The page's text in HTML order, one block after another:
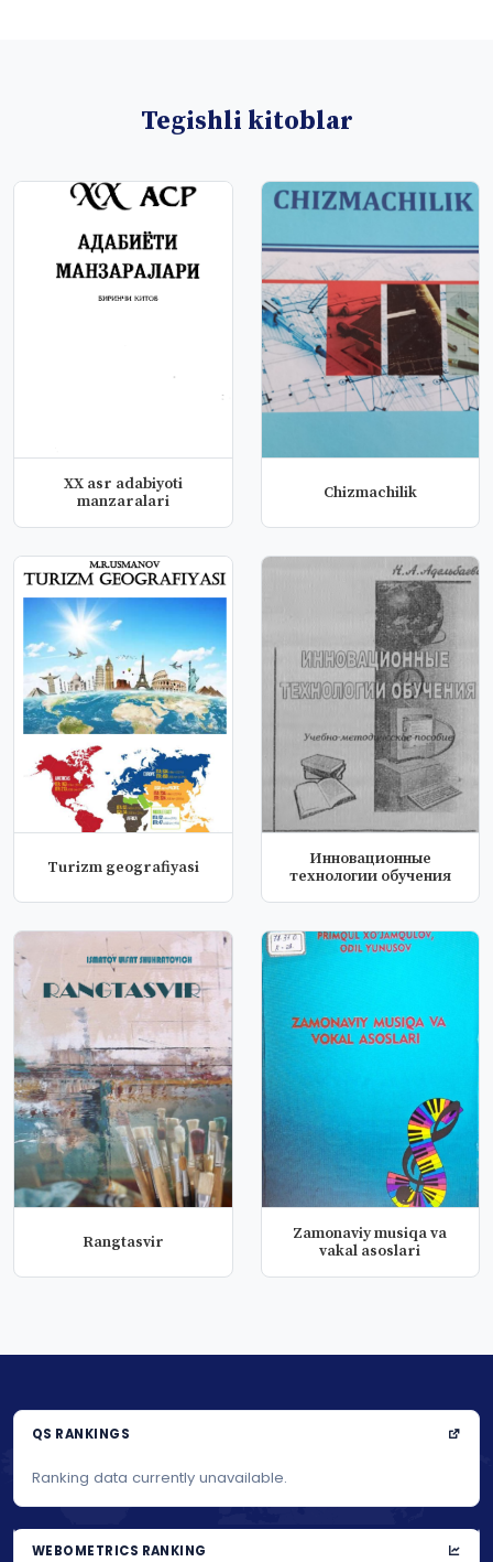
Tegishli kitoblar
ХХ asr adabiyoti
manzaralari
Chizmachilik
Turizm geografiyasi
Инновационные
технологии обучения
Rangtasvir
Zamonaviy musiqa va
vakal asoslari
QS RANKINGS
Ranking data currently unavailable.
WEBOMETRICS RANKING